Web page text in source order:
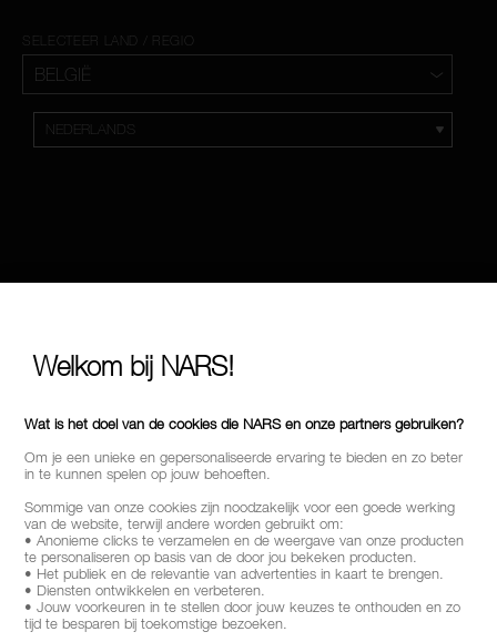
SELECTEER LAND / REGIO
Welkom bij NARS!
Wat is het doel van de cookies die NARS en onze partners gebruiken?
Om je een unieke en gepersonaliseerde ervaring te bieden en zo beter
in te kunnen spelen op jouw behoeften.
Sommige van onze cookies zijn noodzakelijk voor een goede werking
van de website, terwijl andere worden gebruikt om:
• Anonieme clicks te verzamelen en de weergave van onze producten
te personaliseren op basis van de door jou bekeken producten.
• Het publiek en de relevantie van advertenties in kaart te brengen.
• Diensten ontwikkelen en verbeteren.
• Jouw voorkeuren in te stellen door jouw keuzes te onthouden en zo
tijd te besparen bij toekomstige bezoeken.